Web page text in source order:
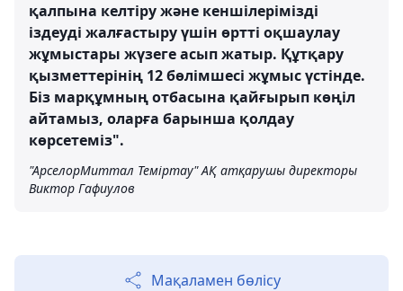
қалпына келтіру және кеншілерімізді
іздеуді жалғастыру үшін өртті оқшаулау
жұмыстары жүзеге асып жатыр. Құтқару
қызметтерінің 12 бөлімшесі жұмыс үстінде.
Біз марқұмның отбасына қайғырып көңіл
айтамыз, оларға барынша қолдау
көрсетеміз".
"АрселорМиттал Теміртау" АҚ атқарушы директоры
Виктор Гафиулов
Мақаламен бөлісу